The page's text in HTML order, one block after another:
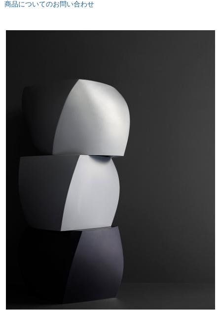
商品についてのお問い合わせ